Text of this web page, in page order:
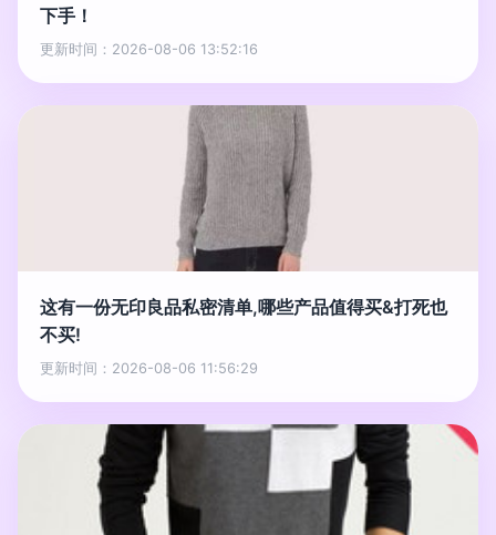
下手！
更新时间：2026-08-06 13:52:16
这有一份无印良品私密清单,哪些产品值得买&打死也
不买!
更新时间：2026-08-06 11:56:29